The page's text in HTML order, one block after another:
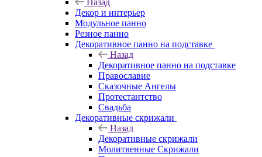
Назад
Декор и интерьер
Модульное панно
Резное панно
Декоративное панно на подставке
Назад
Декоративное панно на подставке
Православие
Сказочные Ангелы
Протестантство
Свадьба
Декоративные скрижали
Назад
Декоративные скрижали
Молитвенные Скрижали